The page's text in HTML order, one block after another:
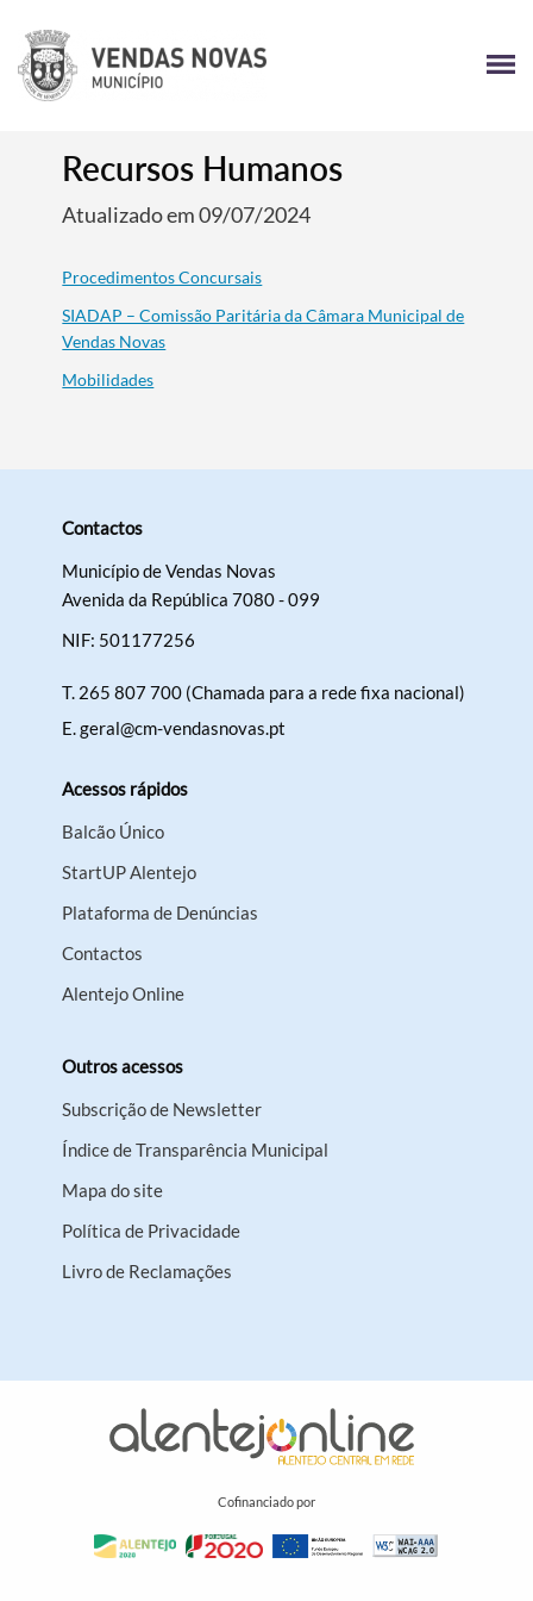
Termo de Pesquisa
Categorias gerais
Filtros
Recursos Humanos
Atualizado em 09/07/2024
Procedimentos Concursais
SIADAP – Comissão Paritária da Câmara Municipal de
Vendas Novas
Mobilidades
Contactos
Município de Vendas Novas
Avenida da República 7080 - 099
NIF: 501177256
T. 265 807 700 (Chamada para a rede fixa nacional)
E.geral@cm-vendasnovas.pt
Acessos rápidos
Balcão Único
StartUP Alentejo
Plataforma de Denúncias
Contactos
Alentejo Online
Outros acessos
Subscrição de Newsletter
Índice de Transparência Municipal
Mapa do site
Política de Privacidade
Livro de Reclamações
Cofinanciado por